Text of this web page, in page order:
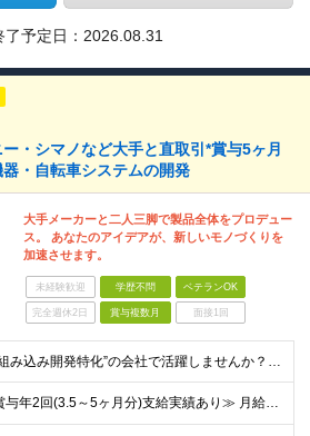
予定日： 2026.08.31
・シマノなど大手と直取引*賞与5ヶ月
・自転車システムの開発
大手メーカーと二人三脚で製品全体をプロデュー
ス。 あなたのアイデアが、新しいモノづくりを
加速させます。
未経験歓迎 学歴不問 ベテランOK
完全週休2日 賞与複数月 面接1回
＼“組み込み開発特化”の会社で活躍しませんか？／ ◆組み込み系システムの開発経験 ◆学歴不問 ＜こんな方をお待ちしてます！＞ ◎モノづくりを突き詰めていきたい職人気質の方 ◎指示待ちではなく、主体的
≪賞与年2回(3.5～5ヶ月分)支給実績あり≫ 月給35万円～45万円＋賞与年2回＋交通費(月5万円まで)＋資格取得支援・手当あり＋時間外手当(100％支給) ※経験・知識・技術などを最大限考慮した